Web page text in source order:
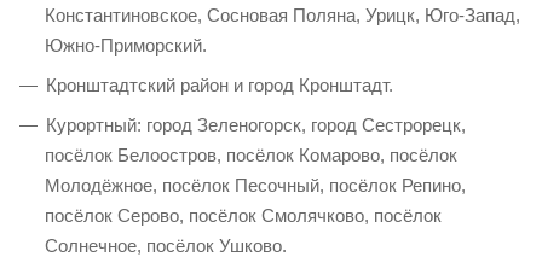
Константиновское, Сосновая Поляна, Урицк, Юго-Запад,
Южно-Приморский.
Кронштадтский район и город Кронштадт.
Курортный: город Зеленогорск, город Сестрорецк,
посёлок Белоостров, посёлок Комарово, посёлок
Молодёжное, посёлок Песочный, посёлок Репино,
посёлок Серово, посёлок Смолячково, посёлок
Солнечное, посёлок Ушково.